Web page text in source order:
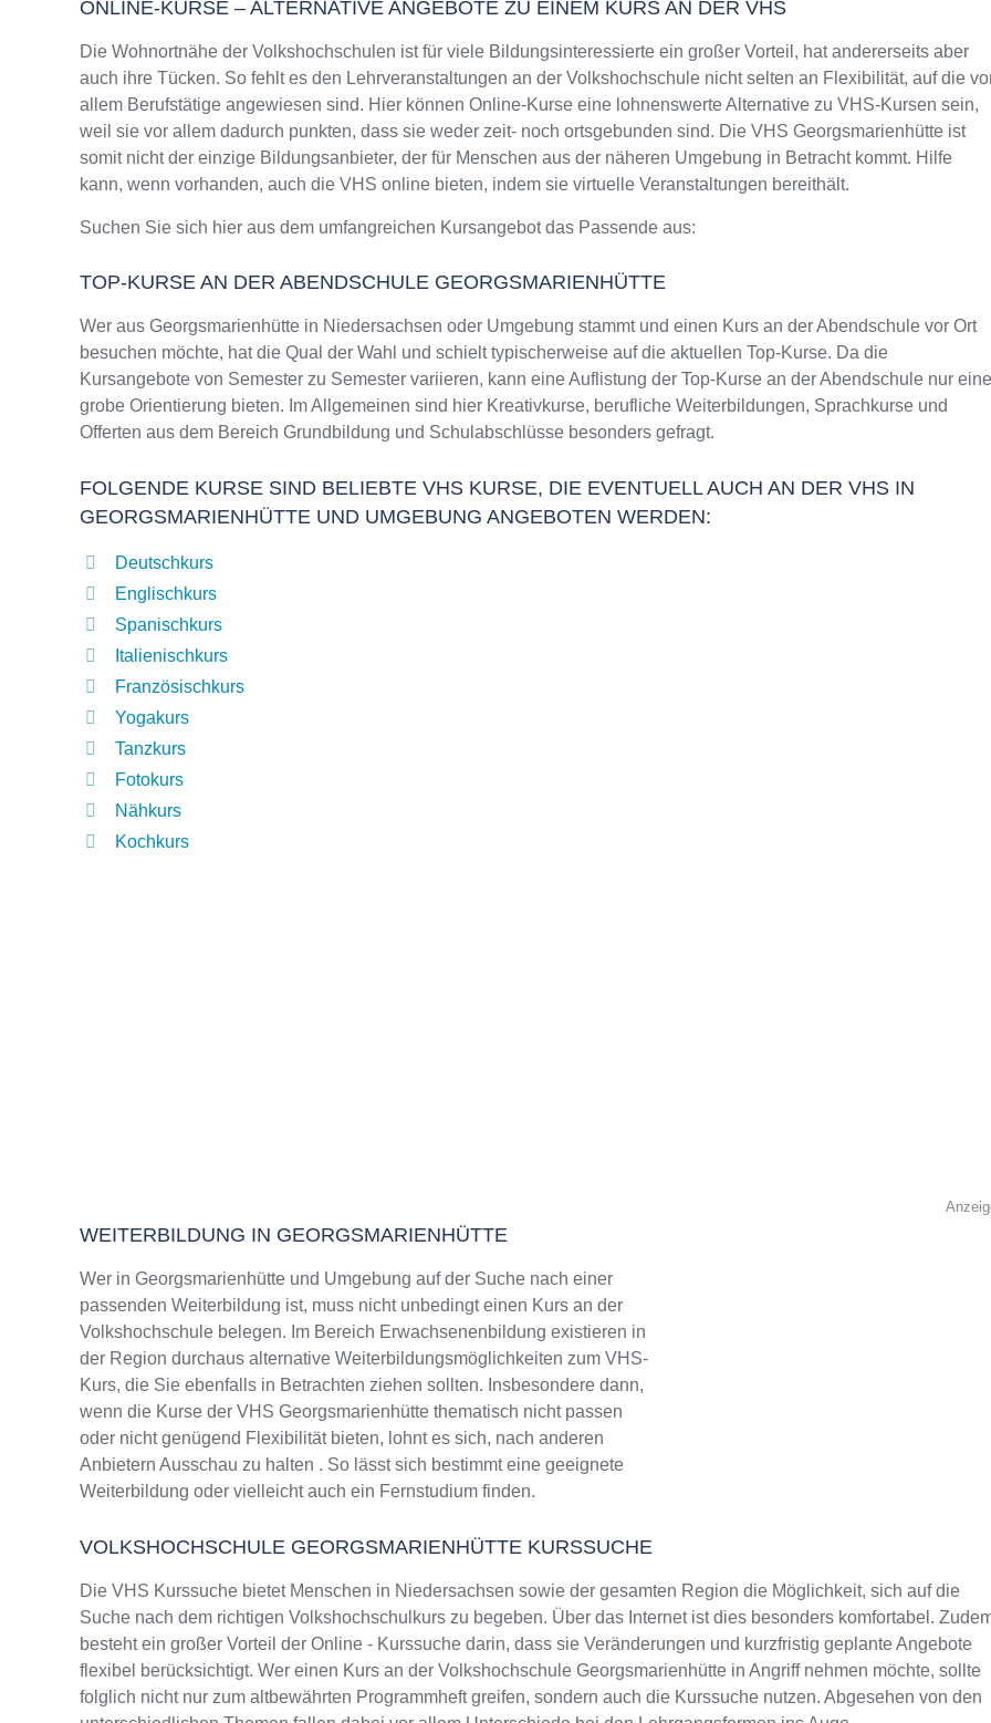
VHS OSNABRÜCKER LAND GGMBH
Am Schölerberg 1, 49082 Osnabrück
ONLINE-KURSE – ALTERNATIVE ANGEBOTE ZU EINEM KURS AN DER VHS
Die Wohnortnähe der Volkshochschulen ist für viele Bildungsinteressierte ein großer Vorteil, hat andererseits aber
auch ihre Tücken. So fehlt es den Lehrveranstaltungen an der Volkshochschule nicht selten an Flexibilität, auf die
allem Berufstätige angewiesen sind. Hier können Online-Kurse eine lohnenswerte Alternative zu VHS-Kursen sein,
weil sie vor allem dadurch punkten, dass sie weder zeit- noch ortsgebunden sind. Die VHS Georgsmarienhütte ist
somit nicht der einzige Bildungsanbieter, der für Menschen aus der näheren Umgebung in Betracht kommt. Hilfe
kann, wenn vorhanden, auch die VHS online bieten, indem sie virtuelle Veranstaltungen bereithält.
Suchen Sie sich hier aus dem umfangreichen Kursangebot das Passende aus:
TOP-KURSE AN DER ABENDSCHULE GEORGSMARIENHÜTTE
Wer aus Georgsmarienhütte in Niedersachsen oder Umgebung stammt und einen Kurs an der Abendschule vor Ort
besuchen möchte, hat die Qual der Wahl und schielt typischerweise auf die aktuellen Top-Kurse. Da die
Kursangebote von Semester zu Semester variieren, kann eine Auflistung der Top-Kurse an der Abendschule nur eine
grobe Orientierung bieten. Im Allgemeinen sind hier Kreativkurse, berufliche Weiterbildungen, Sprachkurse und
Offerten aus dem Bereich Grundbildung und Schulabschlüsse besonders gefragt.
FOLGENDE KURSE SIND BELIEBTE VHS KURSE, DIE EVENTUELL AUCH AN DER VHS IN
GEORGSMARIENHÜTTE UND UMGEBUNG ANGEBOTEN WERDEN:
Deutschkurs
Englischkurs
Spanischkurs
Italienischkurs
Französischkurs
Yogakurs
Tanzkurs
Fotokurs
Nähkurs
Kochkurs
WEITERBILDUNG IN GEORGSMARIENHÜTTE
Wer in Georgsmarienhütte und Umgebung auf der Suche nach einer
passenden Weiterbildung ist, muss nicht unbedingt einen Kurs an der
Volkshochschule belegen. Im Bereich Erwachsenenbildung existieren in
der Region durchaus alternative Weiterbildungsmöglichkeiten zum VHS-
Kurs, die Sie ebenfalls in Betrachten ziehen sollten. Insbesondere dann,
wenn die Kurse der VHS Georgsmarienhütte thematisch nicht passen
oder nicht genügend Flexibilität bieten, lohnt es sich, nach anderen
Anbietern Ausschau zu halten . So lässt sich bestimmt eine geeignete
Weiterbildung oder vielleicht auch ein Fernstudium finden.
VOLKSHOCHSCHULE GEORGSMARIENHÜTTE KURSSUCHE
Die VHS Kurssuche bietet Menschen in Niedersachsen sowie der gesamten Region die Möglichkeit, sich auf die
Suche nach dem richtigen Volkshochschulkurs zu begeben. Über das Internet ist dies besonders komfortabel.
besteht ein großer Vorteil der Online - Kurssuche darin, dass sie Veränderungen und kurzfristig geplante Angebote
flexibel berücksichtigt. Wer einen Kurs an der Volkshochschule Georgsmarienhütte in Angriff nehmen möchte, sollte
folglich nicht nur zum altbewährten Programmheft greifen, sondern auch die Kurssuche nutzen. Abgesehen von den